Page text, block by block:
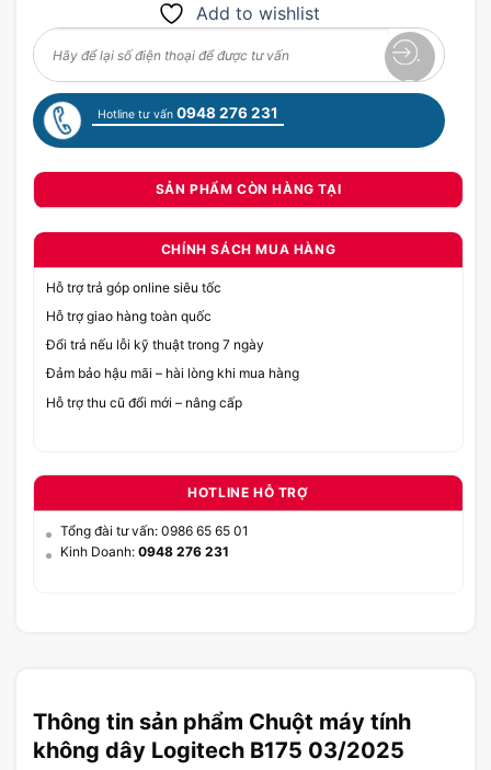
Add to wishlist
Hotline tư vấn 0948 276 231
SẢN PHẨM CÒN HÀNG TẠI
CHÍNH SÁCH MUA HÀNG
Hỗ trợ trả góp online siêu tốc
Hỗ trợ giao hàng toàn quốc
Đổi trả nếu lỗi kỹ thuật trong 7 ngày
Đảm bảo hậu mãi – hài lòng khi mua hàng
Hỗ trợ thu cũ đổi mới – nâng cấp
HOTLINE HỖ TRỢ
Tổng đài tư vấn: 0986 65 65 01
Kinh Doanh: 0948 276 231
Thông tin sản phẩm Chuột máy tính
không dây Logitech B175 03/2025